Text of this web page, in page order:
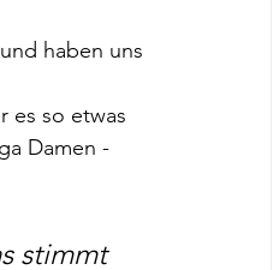
haben uns
es so etwas
Damen -
stimmt